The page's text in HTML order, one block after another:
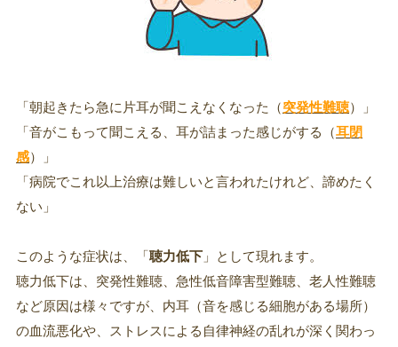
「朝起きたら急に片耳が聞こえなくなった（突発性難聴）」
「音がこもって聞こえる、耳が詰まった感じがする（耳閉
感）」
「病院でこれ以上治療は難しいと言われたけれど、諦めたく
ない」
このような症状は、「聴力低下 」として現れます。
聴力低下は、突発性難聴、急性低音障害型難聴、老人性難聴
など原因は様々ですが、内耳（音を感じる細胞がある場所）
の血流悪化や、ストレスによる自律神経の乱れが深く関わっ